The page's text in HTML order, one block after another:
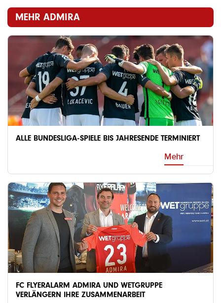
MEHR ADMIRA
ALLE BUNDESLIGA-SPIELE BIS JAHRESENDE TERMINIERT
Mehr
FC FLYERALARM ADMIRA UND WETGRUPPE
VERLÄNGERN IHRE ZUSAMMENARBEIT